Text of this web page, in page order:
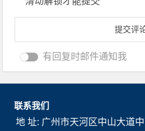
有回复时邮件通知我
联系我们
地 址: 广州市天河区中山大道